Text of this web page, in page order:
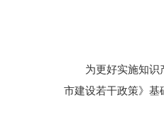
为更好实施知识产
市建设若干政策》基